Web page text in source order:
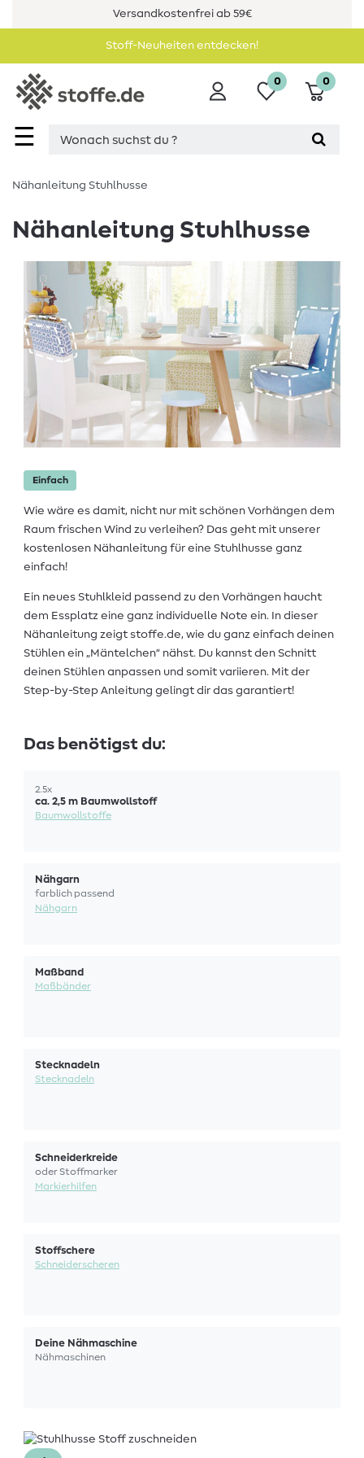
Versandkostenfrei ab 59€
Stoff-Neuheiten entdecken!
☰
0 0
Nähanleitung Stuhlhusse
Nähanleitung Stuhlhusse
Einfach
Wie wäre es damit, nicht nur mit schönen Vorhängen dem
Raum frischen Wind zu verleihen? Das geht mit unserer
kostenlosen Nähanleitung für eine Stuhlhusse ganz
einfach!
Ein neues Stuhlkleid passend zu den Vorhängen haucht
dem Essplatz eine ganz individuelle Note ein. In dieser
Nähanleitung zeigt stoffe.de, wie du ganz einfach deinen
Stühlen ein „Mäntelchen“ nähst. Du kannst den Schnitt
deinen Stühlen anpassen und somit variieren. Mit der
Step-by-Step Anleitung gelingt dir das garantiert!
Das benötigst du:
2.5x
ca. 2,5 m Baumwollstoff
Baumwollstoffe
Nähgarn
farblich passend
Nähgarn
Maßband
Maßbänder
Stecknadeln
Stecknadeln
Schneiderkreide
oder Stoffmarker
Markierhilfen
Stoffschere
Schneiderscheren
Deine Nähmaschine
Nähmaschinen